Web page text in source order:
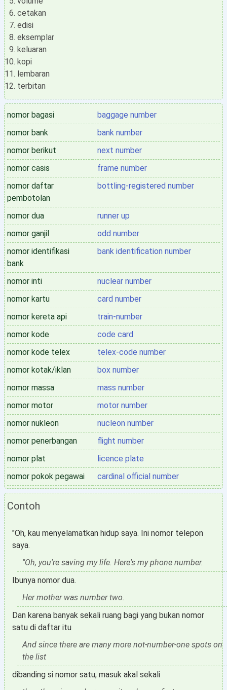
cetakan
edisi
eksemplar
keluaran
kopi
lembaran
terbitan
nomor bagasi
baggage number
nomor bank
bank number
nomor berikut
next number
nomor casis
frame number
nomor daftar
pembotolan
bottling-registered number
nomor dua
runner up
nomor ganjil
odd number
nomor identifikasi
bank
bank identification number
nomor inti
nuclear number
nomor kartu
card number
nomor kereta api
train-number
nomor kode
code card
nomor kode telex
telex-code number
nomor kotak/iklan
box number
nomor massa
mass number
nomor motor
motor number
nomor nukleon
nucleon number
nomor penerbangan
flight number
nomor plat
licence plate
nomor pokok pegawai
cardinal official number
Contoh
"Oh, kau menyelamatkan hidup saya. Ini nomor telepon
saya.
"Oh, you're saving my life. Here's my phone number.
Ibunya nomor dua.
Her mother was number two.
Dan karena banyak sekali ruang bagi yang bukan nomor
satu di daftar itu
And since there are many more not-number-one spots on
the list
dibanding si nomor satu, masuk akal sekali